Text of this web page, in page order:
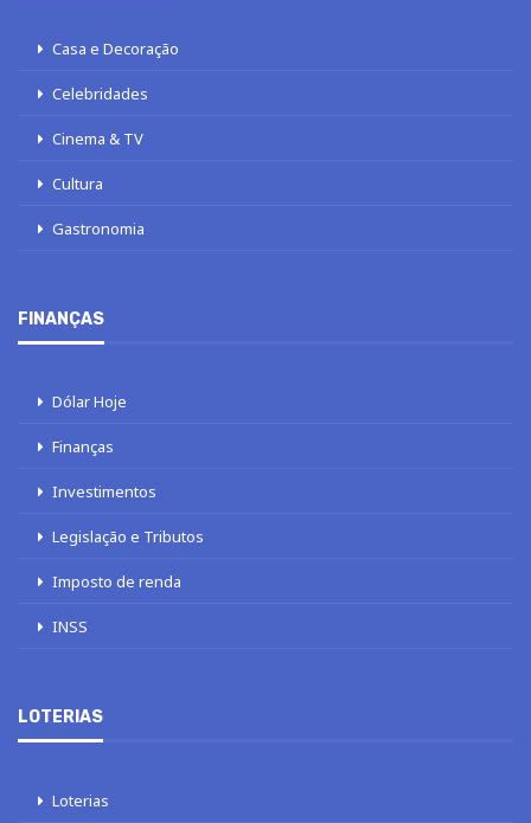
Casa e Decoração
Celebridades
Cinema & TV
Cultura
Gastronomia
FINANÇAS
Dólar Hoje
Finanças
Investimentos
Legislação e Tributos
Imposto de renda
INSS
LOTERIAS
Loterias